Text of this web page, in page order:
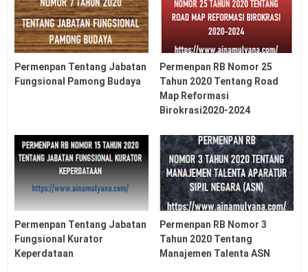
Permenpan Tentang Jabatan
Fungsional Pamong Budaya
Permenpan RB Nomor 25
Tahun 2020 Tentang Road
Map Reformasi
Birokrasi2020-2024
Permenpan Tentang Jabatan
Fungsional Kurator
Keperdataan
Permenpan RB Nomor 3
Tahun 2020 Tentang
Manajemen Talenta ASN